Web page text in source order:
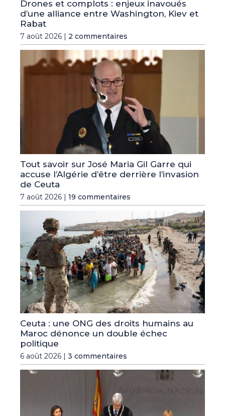
Drones et complots : enjeux inavoués
d’une alliance entre Washington, Kiev et
Rabat
7 août 2026 | 2 commentaires
Tout savoir sur José Maria Gil Garre qui
accuse l’Algérie d’être derrière l’invasion
de Ceuta
7 août 2026 | 19 commentaires
Ceuta : une ONG des droits humains au
Maroc dénonce un double échec
politique
6 août 2026 | 3 commentaires